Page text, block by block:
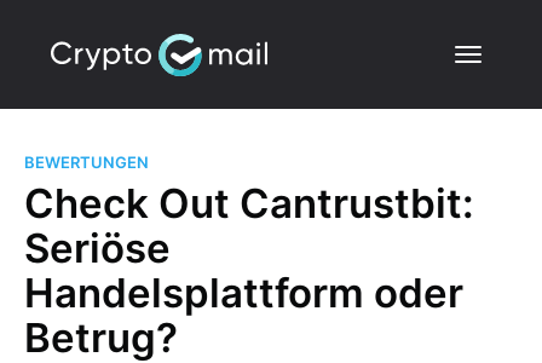
BEWERTUNGEN
Check Out Cantrustbit:
Seriöse
Handelsplattform oder
Betrug?